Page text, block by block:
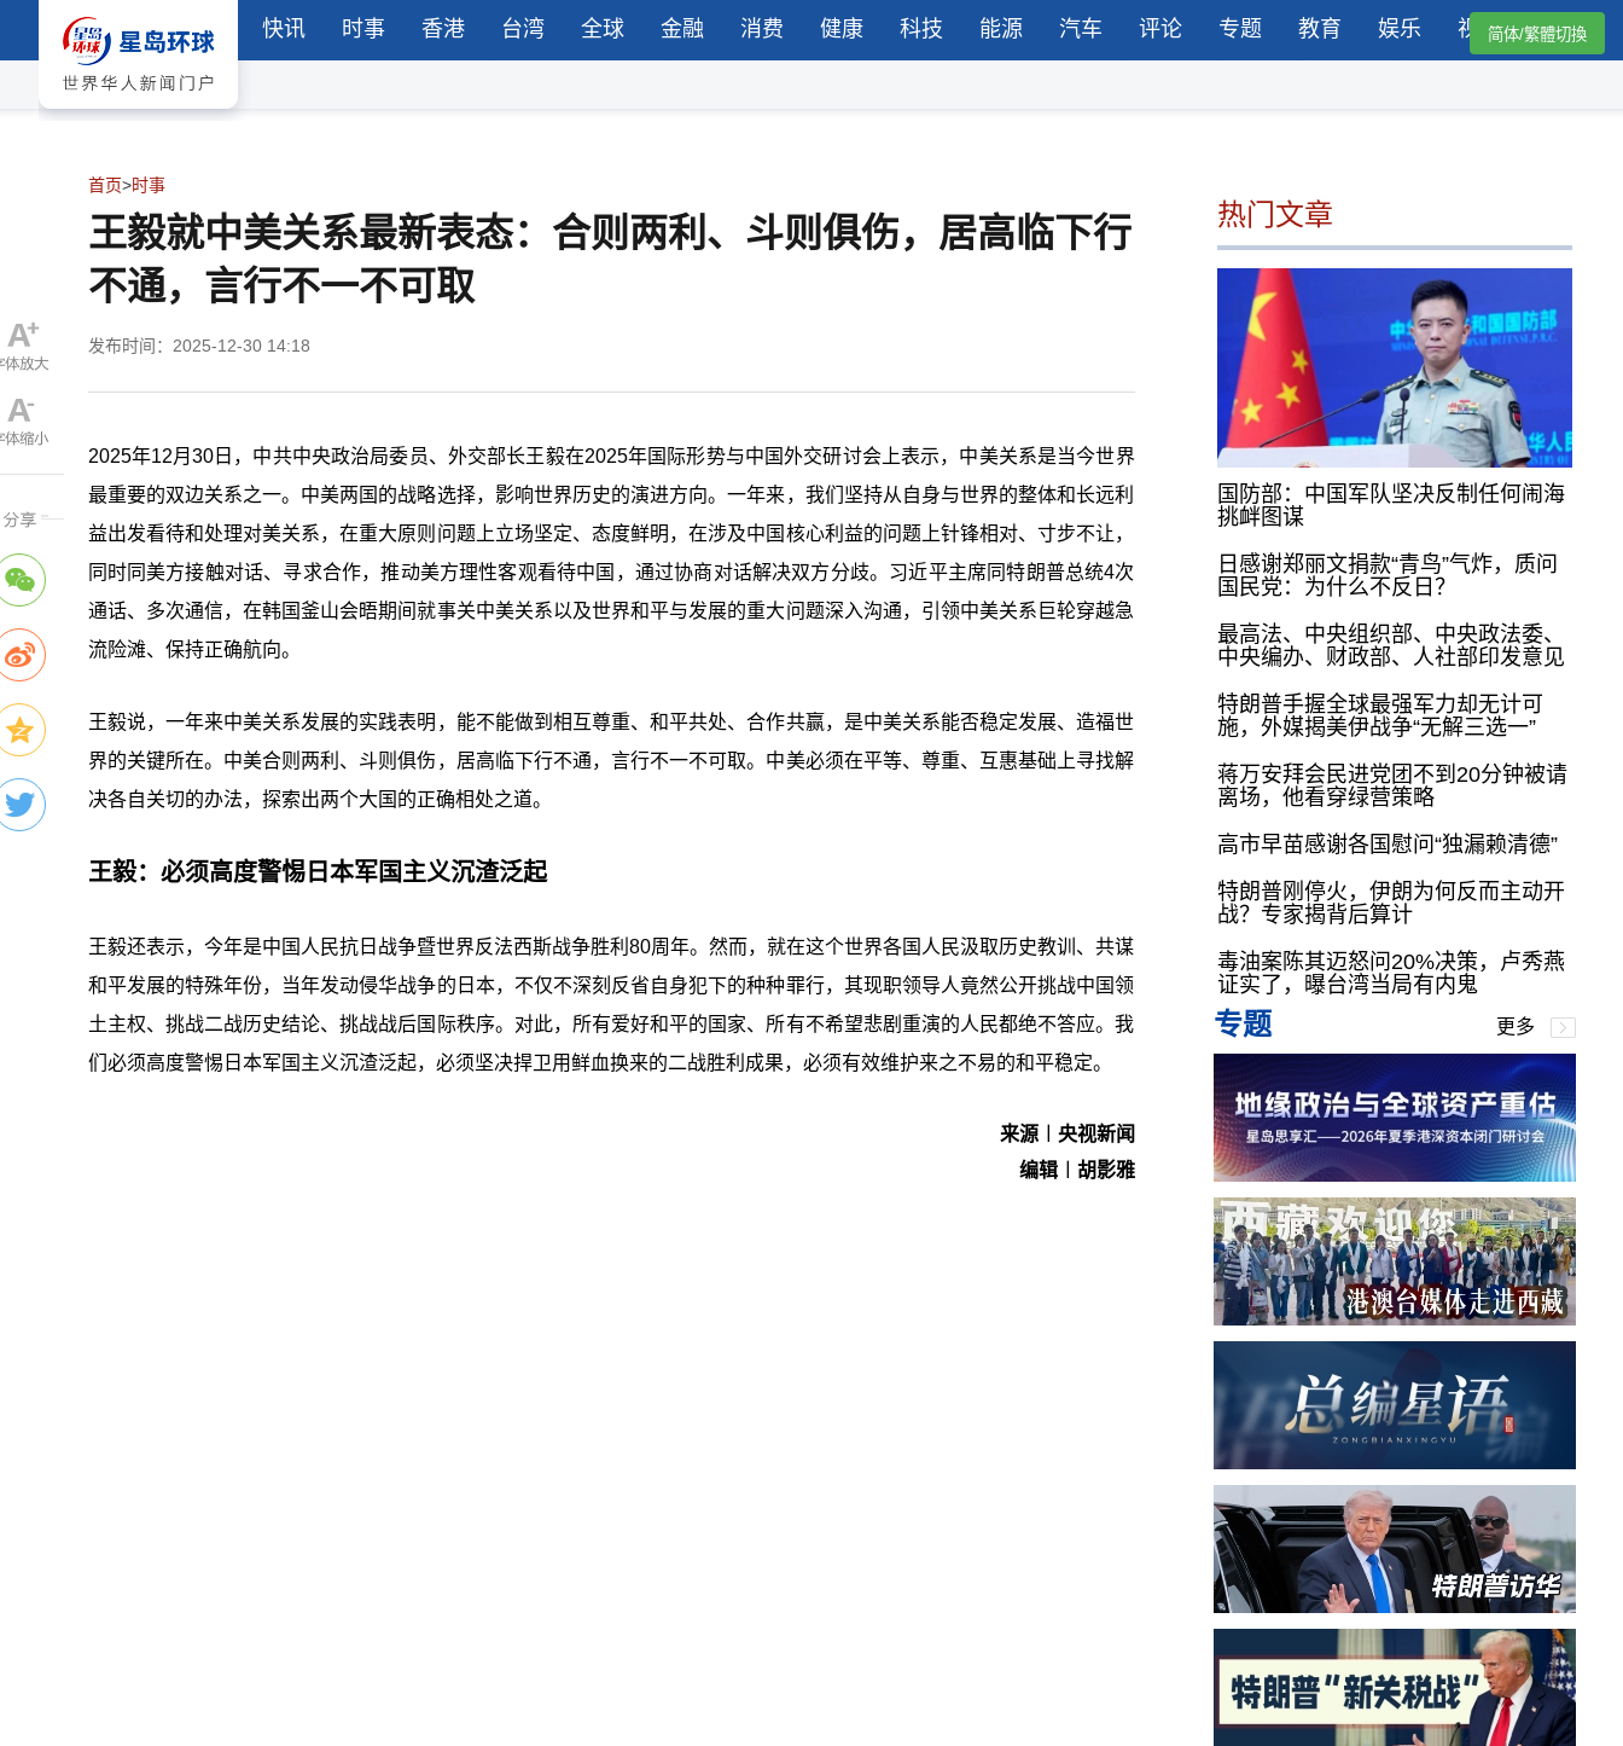
快讯 时事 香港 台湾 全球 金融 消费 健康 科技 能源 汽车 评论 专题 教育 娱乐 视频简体/繁體切換
首页>时事
王毅就中美关系最新表态：合则两利、斗则俱伤，居高临下行
不通，言行不一不可取
发布时间：2025-12-30 14:18
2025年12月30日，中共中央政治局委员、外交部长王毅在2025年国际形势与中国外交研讨会上表示，中美关系是当今世界
最重要的双边关系之一。中美两国的战略选择，影响世界历史的演进方向。一年来，我们坚持从自身与世界的整体和长远利
益出发看待和处理对美关系，在重大原则问题上立场坚定、态度鲜明，在涉及中国核心利益的问题上针锋相对、寸步不让，
同时同美方接触对话、寻求合作，推动美方理性客观看待中国，通过协商对话解决双方分歧。习近平主席同特朗普总统4次
通话、多次通信，在韩国釜山会晤期间就事关中美关系以及世界和平与发展的重大问题深入沟通，引领中美关系巨轮穿越急
流险滩、保持正确航向。
王毅说，一年来中美关系发展的实践表明，能不能做到相互尊重、和平共处、合作共赢，是中美关系能否稳定发展、造福世
界的关键所在。中美合则两利、斗则俱伤，居高临下行不通，言行不一不可取。中美必须在平等、尊重、互惠基础上寻找解
决各自关切的办法，探索出两个大国的正确相处之道。
王毅：必须高度警惕日本军国主义沉渣泛起
王毅还表示，今年是中国人民抗日战争暨世界反法西斯战争胜利80周年。然而，就在这个世界各国人民汲取历史教训、共谋
和平发展的特殊年份，当年发动侵华战争的日本，不仅不深刻反省自身犯下的种种罪行，其现职领导人竟然公开挑战中国领
土主权、挑战二战历史结论、挑战战后国际秩序。对此，所有爱好和平的国家、所有不希望悲剧重演的人民都绝不答应。我
们必须高度警惕日本军国主义沉渣泛起，必须坚决捍卫用鲜血换来的二战胜利成果，必须有效维护来之不易的和平稳定。
来源︱央视新闻
编辑︱胡影雅
热门文章
国防部：中国军队坚决反制任何闹海
挑衅图谋
日感谢郑丽文捐款“青鸟”气炸，质问
国民党：为什么不反日？
最高法、中央组织部、中央政法委、
中央编办、财政部、人社部印发意见
特朗普手握全球最强军力却无计可
施，外媒揭美伊战争“无解三选一”
蒋万安拜会民进党团不到20分钟被请
离场，他看穿绿营策略
高市早苗感谢各国慰问“独漏赖清德”
特朗普刚停火，伊朗为何反而主动开
战？专家揭背后算计
毒油案陈其迈怒问20%决策，卢秀燕
证实了，曝台湾当局有内鬼
专题 更多